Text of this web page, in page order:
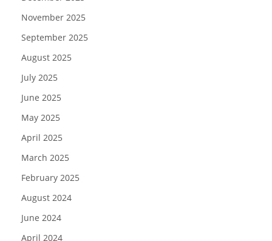
November 2025
September 2025
August 2025
July 2025
June 2025
May 2025
April 2025
March 2025
February 2025
August 2024
June 2024
April 2024